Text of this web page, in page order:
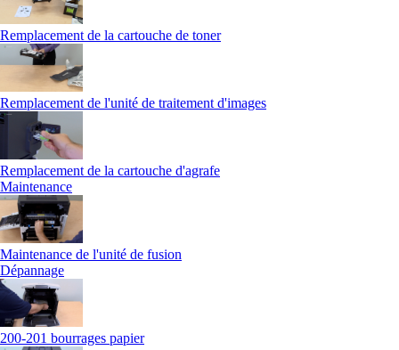
Remplacement de la cartouche de toner
Remplacement de l'unité de traitement d'images
Remplacement de la cartouche d'agrafe
Maintenance
Maintenance de l'unité de fusion
Dépannage
200-201 bourrages papier